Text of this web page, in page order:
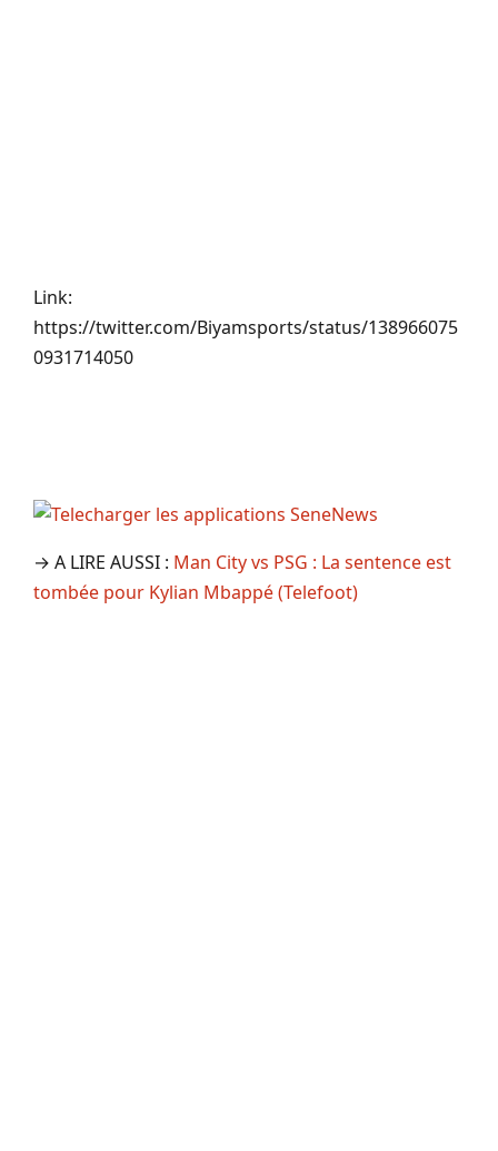
Link:
https://twitter.com/Biyamsports/status/138966075
0931714050
→ A LIRE AUSSI : Man City vs PSG : La sentence est
tombée pour Kylian Mbappé (Telefoot)